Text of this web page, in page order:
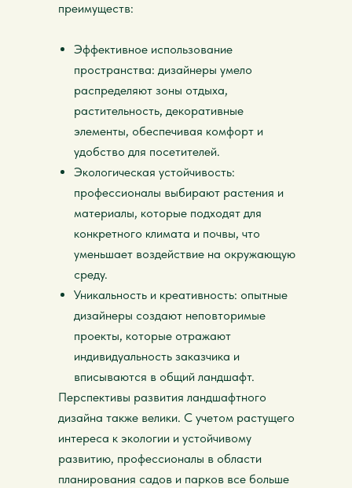
преимуществ:
Эффективное использование
пространства: дизайнеры умело
распределяют зоны отдыха,
растительность, декоративные
элементы, обеспечивая комфорт и
удобство для посетителей.
Экологическая устойчивость:
профессионалы выбирают растения и
материалы, которые подходят для
конкретного климата и почвы, что
уменьшает воздействие на окружающую
среду.
Уникальность и креативность: опытные
дизайнеры создают неповторимые
проекты, которые отражают
индивидуальность заказчика и
вписываются в общий ландшафт.
Перспективы развития ландшафтного
дизайна также велики. С учетом растущего
интереса к экологии и устойчивому
развитию, профессионалы в области
планирования садов и парков все больше